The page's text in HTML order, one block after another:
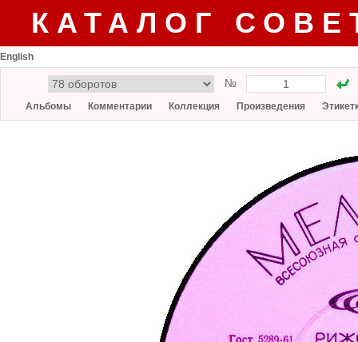
КАТАЛОГ
English
№
Альбомы Комментарии Коллекция Произведения